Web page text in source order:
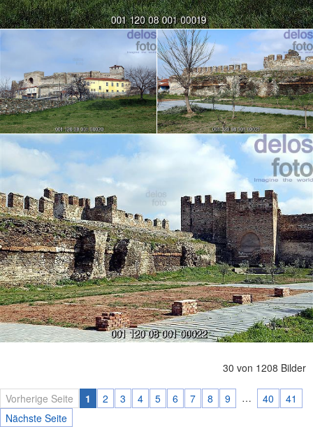
30 von 1208 Bilder
Vorherige Seite 1 2 3 4 5 6 7 8 9 … 40
41
Nächste Seite